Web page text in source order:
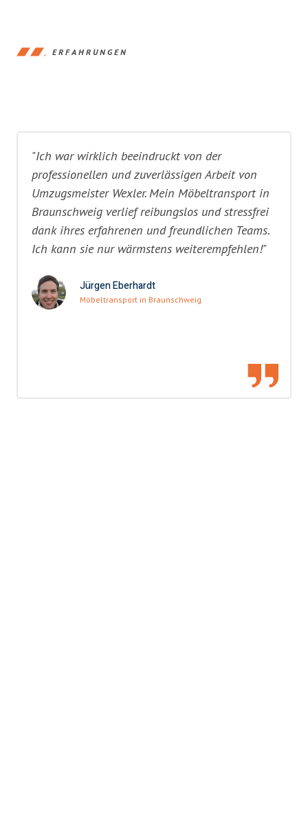
ERFAHRUNGEN
"Ich war wirklich beeindruckt von der
professionellen und zuverlässigen Arbeit von
Umzugsmeister Wexler. Mein Möbeltransport in
Braunschweig verlief reibungslos und stressfrei
dank ihres erfahrenen und freundlichen Teams.
Ich kann sie nur wärmstens weiterempfehlen!"
Jürgen Eberhardt
Möbeltransport in Braunschweig